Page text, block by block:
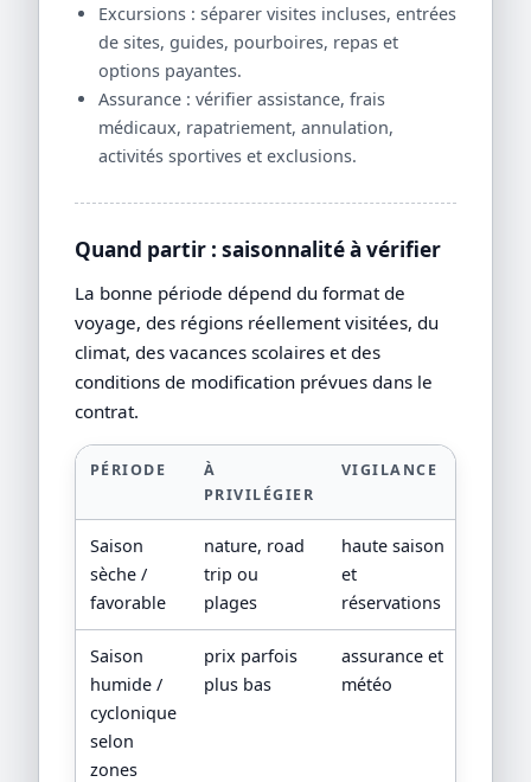
Excursions : séparer visites incluses, entrées
de sites, guides, pourboires, repas et
options payantes.
Assurance : vérifier assistance, frais
médicaux, rapatriement, annulation,
activités sportives et exclusions.
Quand partir : saisonnalité à vérifier
La bonne période dépend du format de
voyage, des régions réellement visitées, du
climat, des vacances scolaires et des
conditions de modification prévues dans le
contrat.
PÉRIODE
À
PRIVILÉGIER
VIGILANCE
Saison
sèche /
favorable
nature, road
trip ou
plages
haute saison
et
réservations
Saison
humide /
cyclonique
selon
zones
prix parfois
plus bas
assurance et
météo